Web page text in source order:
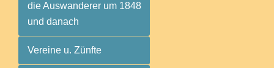
die Auswanderer um 1848
und danach
Vereine u. Zünfte